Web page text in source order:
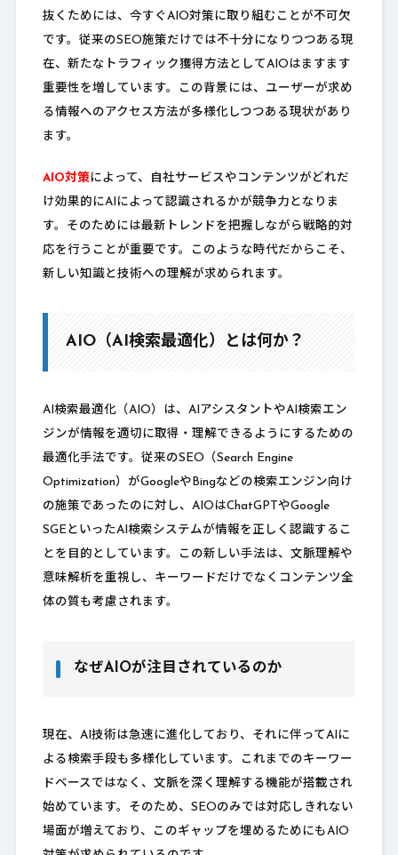
抜くためには、今すぐAIO対策に取り組むことが不可欠
です。従来のSEO施策だけでは不十分になりつつある現
在、新たなトラフィック獲得方法としてAIOはますます
重要性を増しています。この背景には、ユーザーが求め
る情報へのアクセス方法が多様化しつつある現状があり
ます。
AIO対策によって、自社サービスやコンテンツがどれだ
け効果的にAIによって認識されるかが競争力となりま
す。そのためには最新トレンドを把握しながら戦略的対
応を行うことが重要です。このような時代だからこそ、
新しい知識と技術への理解が求められます。
AIO（AI検索最適化）とは何か？
AI検索最適化（AIO）は、AIアシスタントやAI検索エン
ジンが情報を適切に取得・理解できるようにするための
最適化手法です。従来のSEO（Search Engine
Optimization）がGoogleやBingなどの検索エンジン向け
の施策であったのに対し、AIOはChatGPTやGoogle
SGEといったAI検索システムが情報を正しく認識するこ
とを目的としています。この新しい手法は、文脈理解や
意味解析を重視し、キーワードだけでなくコンテンツ全
体の質も考慮されます。
なぜAIOが注目されているのか
現在、AI技術は急速に進化しており、それに伴ってAIに
よる検索手段も多様化しています。これまでのキーワー
ドベースではなく、文脈を深く理解する機能が搭載され
始めています。そのため、SEOのみでは対応しきれない
場面が増えており、このギャップを埋めるためにもAIO